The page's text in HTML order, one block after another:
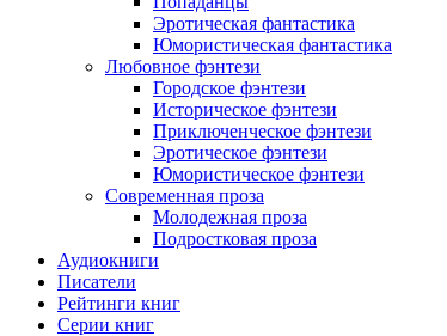
Эротическая фантастика
Юмористическая фантастика
Любовное фэнтези
Городское фэнтези
Историческое фэнтези
Приключенческое фэнтези
Эротическое фэнтези
Юмористическое фэнтези
Современная проза
Молодежная проза
Подростковая проза
Аудиокниги
Писатели
Рейтинги книг
Серии книг